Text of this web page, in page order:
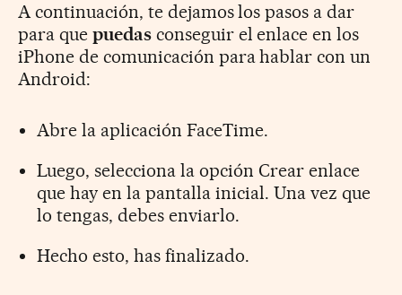
A continuación, te dejamos los pasos a dar
para que puedasconseguir el enlace en los
iPhone de comunicación para hablar con un
Android:
Abre la aplicación FaceTime.
Luego, selecciona la opción Crear enlace
que hay en la pantalla inicial. Una vez que
lo tengas, debes enviarlo.
Hecho esto, has finalizado.